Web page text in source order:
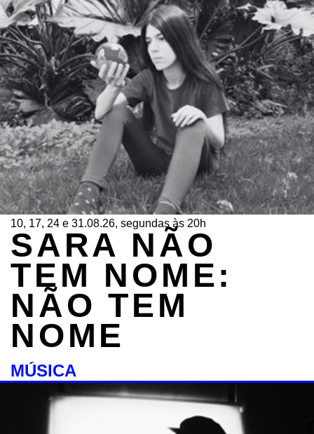
10, 17, 24 e 31.08.26, segundas às 20h
SARA NÃO
TEM NOME:
NÃO TEM
NOME
MÚSICA